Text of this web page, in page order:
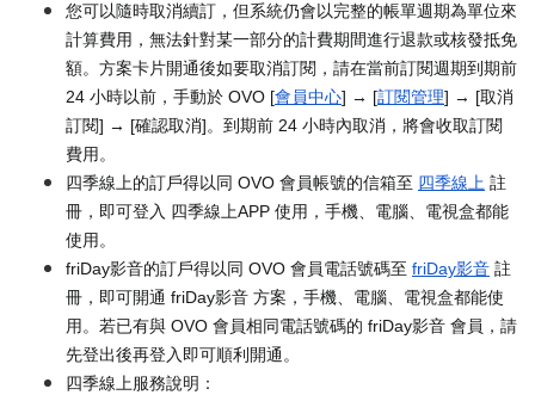
您可以隨時取消續訂，但系統仍會以完整的帳單週期為單位來
計算費用，無法針對某一部分的計費期間進行退款或核發抵免
額。方案卡片開通後如要取消訂閱，請在當前訂閱週期到期前
24 小時以前，手動於 OVO [會員中心] → [訂閱管理] → [取消
訂閱] → [確認取消]。到期前 24 小時內取消，將會收取訂閱
費用。
四季線上的訂戶得以同 OVO 會員帳號的信箱至 四季線上 註
冊，即可登入 四季線上APP 使用，手機、電腦、電視盒都能
使用。
friDay影音的訂戶得以同 OVO 會員電話號碼至 friDay影音 註
冊，即可開通 friDay影音 方案，手機、電腦、電視盒都能使
用。若已有與 OVO 會員相同電話號碼的 friDay影音 會員，請
先登出後再登入即可順利開通。
四季線上服務說明：